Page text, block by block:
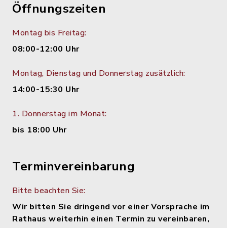
Öffnungszeiten
Montag bis Freitag:
08:00-12:00 Uhr
Montag, Dienstag und Donnerstag zusätzlich:
14:00-15:30 Uhr
1. Donnerstag im Monat:
bis 18:00 Uhr
Terminvereinbarung
Bitte beachten Sie:
Wir bitten Sie dringend vor einer Vorsprache im
Rathaus weiterhin einen Termin zu vereinbaren,